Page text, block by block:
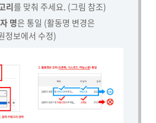
리를 맞춰 주세요. (그림 참조)
명은 통일 (활동명 변경은
정보에서 수정)